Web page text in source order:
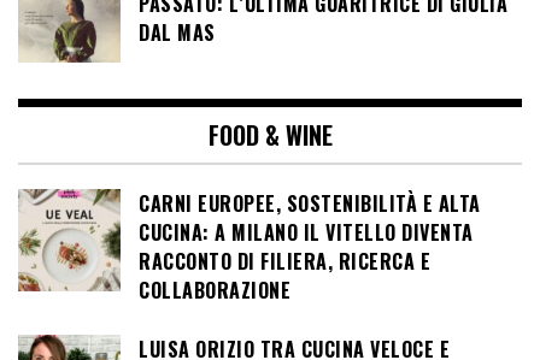
DAL MAS
FOOD & WINE
CARNI EUROPEE, SOSTENIBILITÀ E ALTA
CUCINA: A MILANO IL VITELLO DIVENTA
RACCONTO DI FILIERA, RICERCA E
COLLABORAZIONE
LUISA ORIZIO TRA CUCINA VELOCE E